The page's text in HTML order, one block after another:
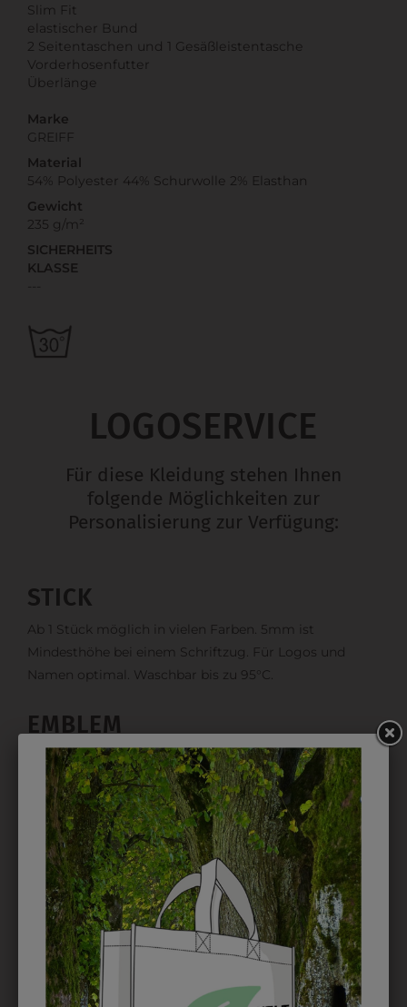
Slim Fit
elastischer Bund
2 Seitentaschen und 1 Gesäßleistentasche
Vorderhosenfutter
Überlänge
Marke
GREIFF
Material
54% Polyester 44% Schurwolle 2% Elasthan
Gewicht
235 g/m²
SICHERHEITS
KLASSE
LOGOSERVICE
Für diese Kleidung stehen Ihnen
folgende Möglichkeiten zur
Personalisierung zur Verfügung:
STICK
Ab 1 Stück möglich in vielen Farben. 5mm ist
Mindesthöhe bei einem Schriftzug. Für Logos und
Namen optimal. Waschbar bis zu 95°C.
EMBLEM
Kann gestickt oder bedruckt werden. Sehr vielseitig
einsetzbar und beim Sticken wieder ab 1 Stück
möglich.
DRUCK
Perfekt für große Logos und für kleine Details, jedoch
kostet jede Farbe extra und ist erst ab 12 Stück
möglich. Waschbar bis zu 60°C.